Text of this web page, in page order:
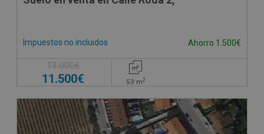
Impuestos no incluidos Ahorro 1.500€
13.000€
11.500€ 53 m2
CONDICIONES ESPECIALES